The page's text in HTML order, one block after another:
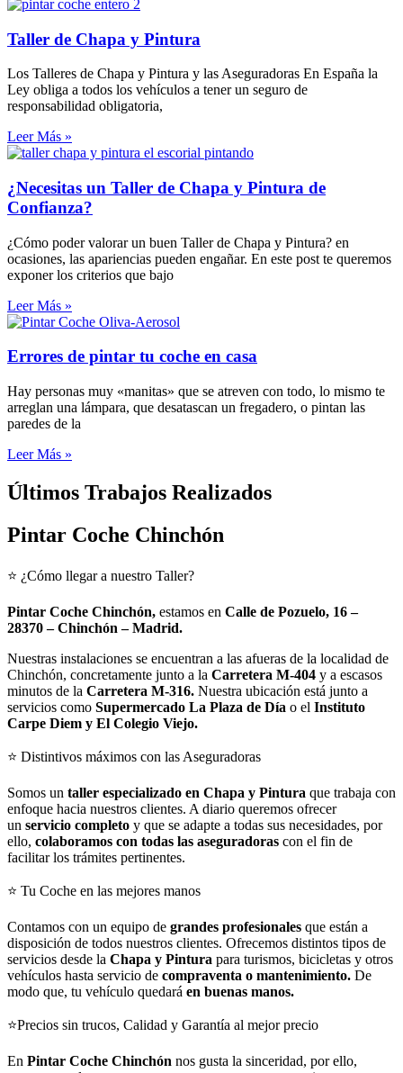
Taller de Chapa y Pintura
Los Talleres de Chapa y Pintura y las Aseguradoras En España la
Ley obliga a todos los vehículos a tener un seguro de
responsabilidad obligatoria,
Leer Más »
¿Necesitas un Taller de Chapa y Pintura de
Confianza?
¿Cómo poder valorar un buen Taller de Chapa y Pintura? en
ocasiones, las apariencias pueden engañar. En este post te queremos
exponer los criterios que bajo
Leer Más »
Errores de pintar tu coche en casa
Hay personas muy «manitas» que se atreven con todo, lo mismo te
arreglan una lámpara, que desatascan un fregadero, o pintan las
paredes de la
Leer Más »
Últimos Trabajos Realizados
Pintar Coche Chinchón
⭐ ¿Cómo llegar a nuestro Taller?
Pintar Coche Chinchón, estamos en Calle de Pozuelo, 16–
28370 – Chinchón – Madrid.
Nuestras instalaciones se encuentran a las afueras de la localidad de
Chinchón, concretamente junto a la Carretera M-404 y a escasos
minutos de la Carretera M-316. Nuestra ubicación está junto a
servicios como Supermercado La Plaza de Día o el Instituto
Carpe Diem y El Colegio Viejo.
⭐ Distintivos máximos con las Aseguradoras
Somos un taller especializado en Chapa y Pintura que trabaja con
enfoque hacia nuestros clientes. A diario queremos ofrecer
un servicio completo y que se adapte a todas sus necesidades, por
ello, colaboramos con todas las aseguradoras con el fin de
facilitar los trámites pertinentes.
⭐ Tu Coche en las mejores manos
Contamos con un equipo de grandes profesionales que están a
disposición de todos nuestros clientes. Ofrecemos distintos tipos de
servicios desde la Chapa y Pintura para turismos, bicicletas y otros
vehículos hasta servicio de compraventa o mantenimiento. De
modo que, tu vehículo quedará en buenas manos.
⭐Precios sin trucos, Calidad y Garantía al mejor precio
En Pintar Coche Chinchón nos gusta la sinceridad, por ello,